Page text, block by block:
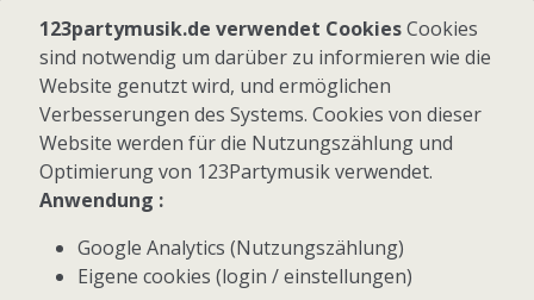
Folgen Sie uns
Facebook
Instagram
© 2026 123Partymusik.de - Alle Rechte vorbehalten
123partymusik.de verwendet CookiesCookies
sind notwendig um darüber zu informieren wie die
Website genutzt wird, und ermöglichen
Verbesserungen des Systems. Cookies von dieser
Website werden für die Nutzungszählung und
Optimierung von 123Partymusik verwendet.
Anwendung :
Google Analytics (Nutzungszählung)
Eigene cookies (login / einstellungen)